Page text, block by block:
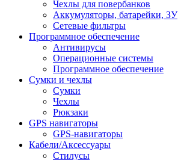
Чехлы для повербанков
Аккумуляторы, батарейки, ЗУ
Сетевые фильтры
Программное обеспечение
Антивирусы
Операционные системы
Программное обеспечение
Сумки и чехлы
Сумки
Чехлы
Рюкзаки
GPS навигаторы
GPS-навигаторы
Кабели/Аксессуары
Стилусы